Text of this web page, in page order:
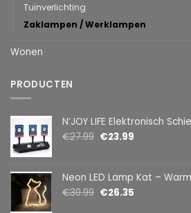
Tuinverlichting
Zaklampen / Werklampen
Wonen
PRODUCTEN
N’JOY LIFE Elektronisch Schietdoel met 3 Targets –
€27.99 €23.99
Neon LED Lamp Kat – Warm Wit – USB & Batterij –
€30.99 €26.35